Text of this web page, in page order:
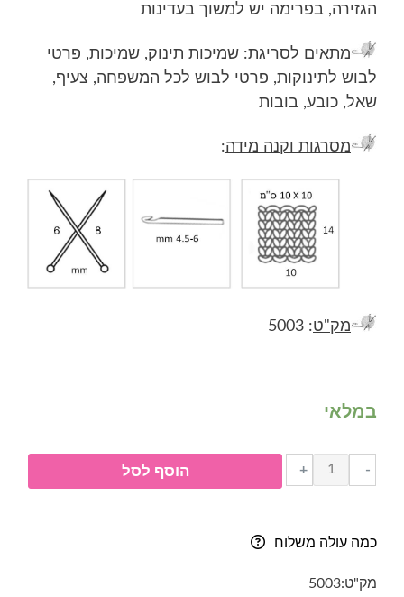
הגזירה, בפרימה יש למשוך בעדינות
מתאים לסריגת: שמיכות תינוק, שמיכות, פרטי
לבוש לתינוקות, פרטי לבוש לכל המשפחה, צעיף,
שאל, כובע, בובות
מסרגות וקנה מידה:
מק"ט: 5003
במלאי
-
כמות
של
Dolphin
+ הוסף לסל
כמה עולה משלוח
מק"ט:5003